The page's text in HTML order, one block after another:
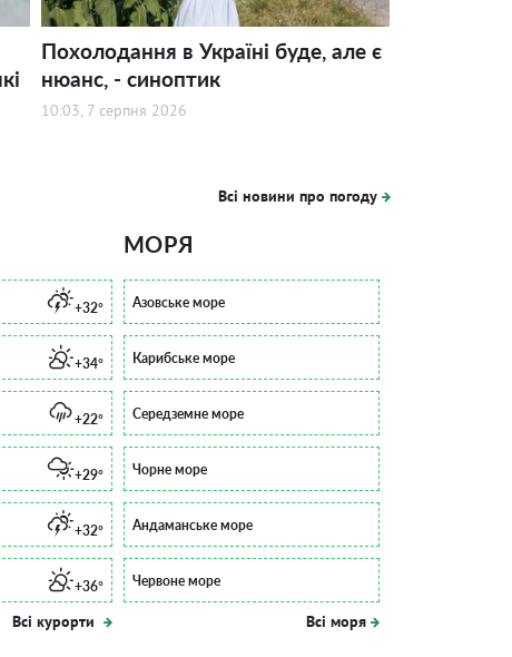
Похолодання в Україні буде, але є
нюанс, - синоптик
10:03, 7 серпня 2026
Всі новини про погоду
+32°
+34°
+22°
+29°
+32°
+36°
Всі курорти
МОРЯ
Азовське море
Карибське море
Середземне море
Чорне море
Андаманське море
Червоне море
Всі моря